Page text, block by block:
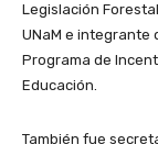
Legislación
UNaM e integrante
Programa de
Educación.
También fue